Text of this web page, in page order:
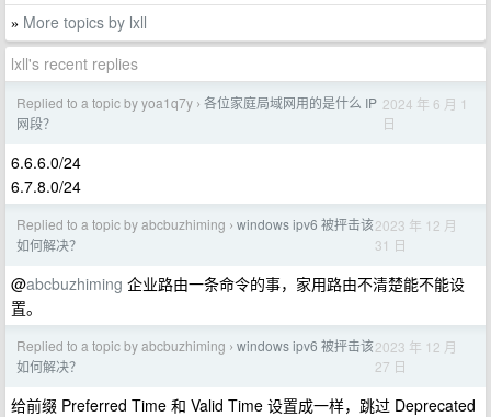
» More topics by lxll
lxll's recent replies
Replied to a topic by yoa1q7y › 各位家庭局域网用的是什么 IP
网段？
2024 年 6 月 1
日
6.6.6.0/24
6.7.8.0/24
Replied to a topic by abcbuzhiming › windows ipv6 被抨击该
如何解决？
2023 年 12 月
31 日
@abcbuzhiming 企业路由一条命令的事，家用路由不清楚能不能设
置。
Replied to a topic by abcbuzhiming › windows ipv6 被抨击该
如何解决？
2023 年 12 月
27 日
给前缀 Preferred Time 和 Valid Time 设置成一样，跳过 Deprecated